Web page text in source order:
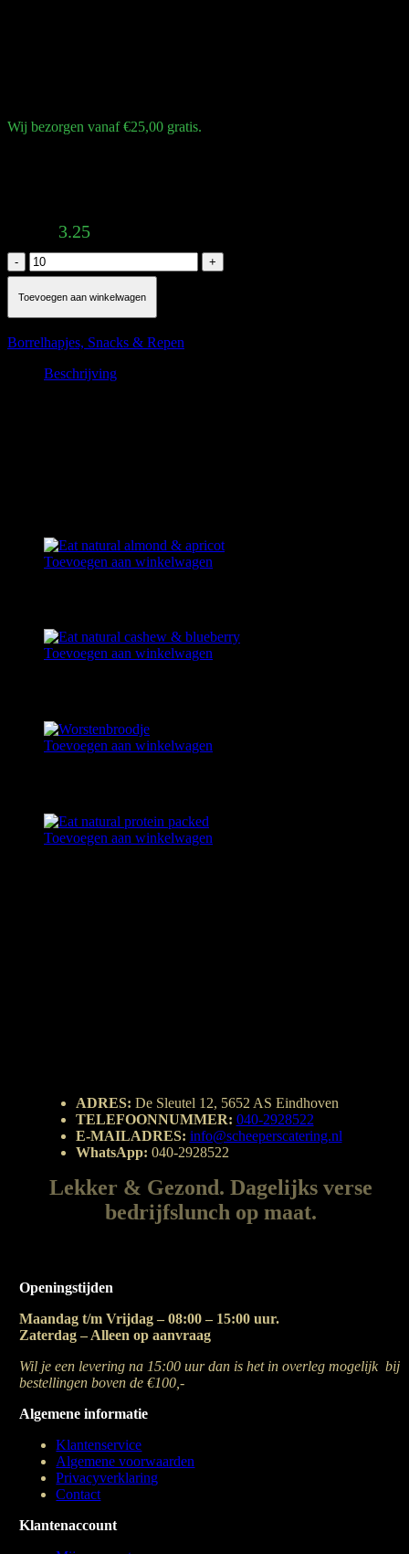
Wij bezorgen vanaf €25,00 gratis.
3.25
Broodje
frikandel
aantal
Toevoegen aan winkelwagen
Borrelhapjes, Snacks & Repen
Beschrijving
Toevoegen aan winkelwagen
Toevoegen aan winkelwagen
Toevoegen aan winkelwagen
Toevoegen aan winkelwagen
ADRES: De Sleutel 12, 5652 AS Eindhoven
TELEFOONNUMMER: 040-2928522
E-MAILADRES: info@scheeperscatering.nl
WhatsApp: 040-2928522
Lekker & Gezond. Dagelijks verse
bedrijfslunch op maat.
Openingstijden
Maandag t/m Vrijdag – 08:00 – 15:00 uur.
Zaterdag – Alleen op aanvraag
Wil je een levering na 15:00 uur dan is het in overleg mogelijk bij
bestellingen boven de €100,-
Algemene informatie
Klantenservice
Algemene voorwaarden
Privacyverklaring
Contact
Klantenaccount